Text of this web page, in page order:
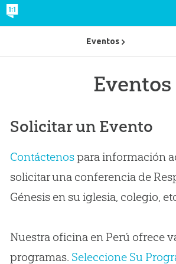
Eventos
Solicitar un Evento
Contáctenospara información
solicitar una conferencia de
Génesis en su iglesia, colegio,
Nuestra oficina en Perú ofrece
programas. Seleccione Su
Eventos